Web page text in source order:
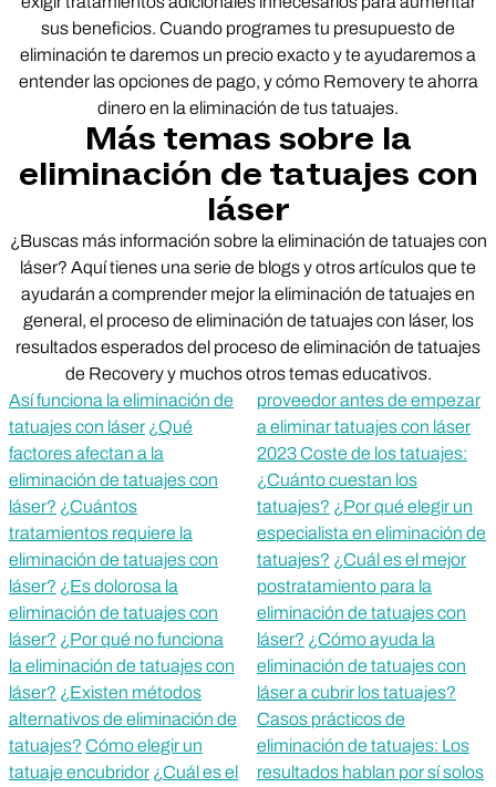
sus beneficios. Cuando programes tu presupuesto de
eliminación te daremos un precio exacto y te ayudaremos a
entender las opciones de pago, y cómo Removery te ahorra
dinero en la eliminación de tus tatuajes.
Más temas sobre la
eliminación de tatuajes con
láser
¿Buscas más información sobre la eliminación de tatuajes con
láser? Aquí tienes una serie de blogs y otros artículos que te
ayudarán a comprender mejor la eliminación de tatuajes en
general, el proceso de eliminación de tatuajes con láser, los
resultados esperados del proceso de eliminación de tatuajes
de Recovery y muchos otros temas educativos.
Así funciona la eliminación de
tatuajes con láser ¿Qué
factores afectan a la
eliminación de tatuajes con
láser? ¿Cuántos
tratamientos requiere la
eliminación de tatuajes con
láser? ¿Es dolorosa la
eliminación de tatuajes con
láser? ¿Por qué no funciona
la eliminación de tatuajes con
láser? ¿Existen métodos
alternativos de eliminación de
tatuajes? Cómo elegir un
tatuaje encubridor ¿Cuál es el
proveedor antes de empezar
a eliminar tatuajes con láser
2023 Coste de los tatuajes:
¿Cuánto cuestan los
tatuajes? ¿Por qué elegir un
especialista en eliminación de
tatuajes? ¿Cuál es el mejor
postratamiento para la
eliminación de tatuajes con
láser? ¿Cómo ayuda la
eliminación de tatuajes con
láser a cubrir los tatuajes?
Casos prácticos de
eliminación de tatuajes: Los
resultados hablan por sí solos